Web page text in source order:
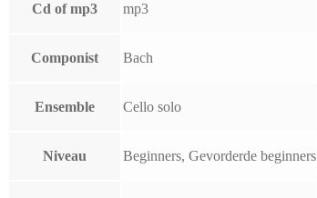
Cd of mp3 mp3
Componist Bach
Ensemble Cello solo
Niveau Beginners, Gevorderde beginners